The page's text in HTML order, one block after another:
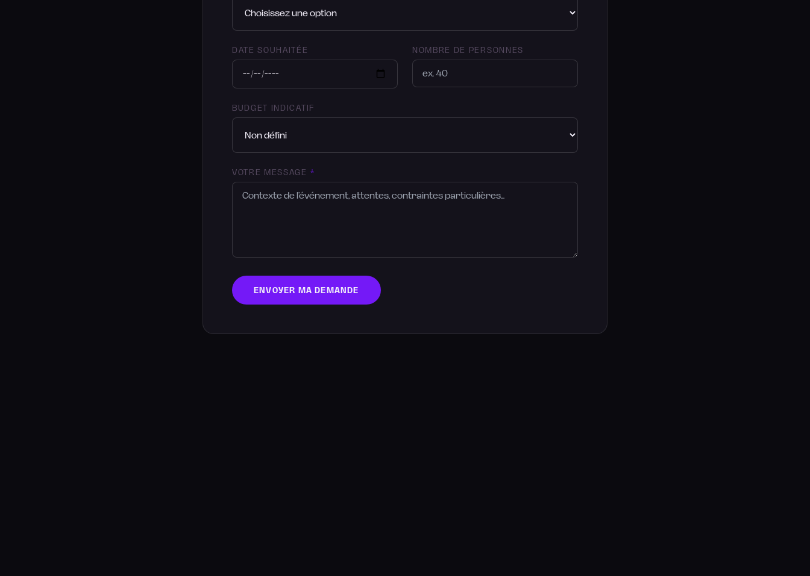
DATE SOUHAITÉE NOMBRE DE PERSONNES
BUDGET INDICATIF
VOTRE MESSAGE *
ENVOYER MA DEMANDE